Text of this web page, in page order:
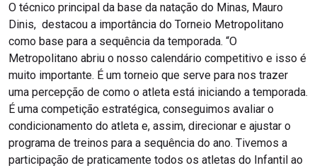
O técnico principal da base da natação do Minas, Mauro
Dinis, destacou a importância do Torneio Metropolitano
como base para a sequência da temporada. “O
Metropolitano abriu o nosso calendário competitivo e isso é
muito importante. É um torneio que serve para nos trazer
uma percepção de como o atleta está iniciando a temporada.
É uma competição estratégica, conseguimos avaliar o
condicionamento do atleta e, assim, direcionar e ajustar o
programa de treinos para a sequência do ano. Tivemos a
participação de praticamente todos os atletas do Infantil ao